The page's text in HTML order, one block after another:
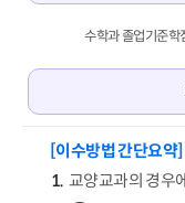
수학과 졸업기준학
[이수방법 간단요약]
교양교과의 경우